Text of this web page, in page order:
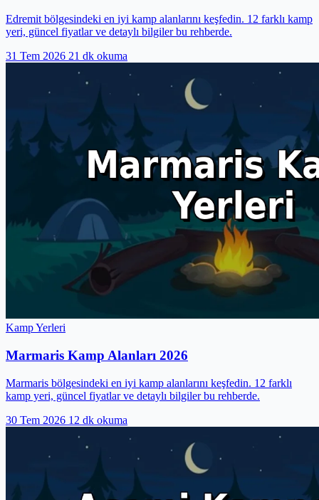
Edremit bölgesindeki en iyi kamp alanlarını keşfedin. 12 farklı kamp
yeri, güncel fiyatlar ve detaylı bilgiler bu rehberde.
31 Tem 2026 21 dk okuma
Kamp Yerleri
Marmaris Kamp Alanları 2026
Marmaris bölgesindeki en iyi kamp alanlarını keşfedin. 12 farklı
kamp yeri, güncel fiyatlar ve detaylı bilgiler bu rehberde.
30 Tem 2026 12 dk okuma